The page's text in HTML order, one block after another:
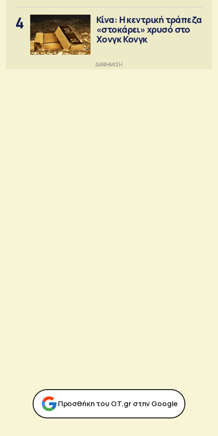
4
Κίνα: Η κεντρική τράπεζα
«στοκάρει» χρυσό στο
Χονγκ Κονγκ
Προσθήκη του ΟΤ.gr στην Google